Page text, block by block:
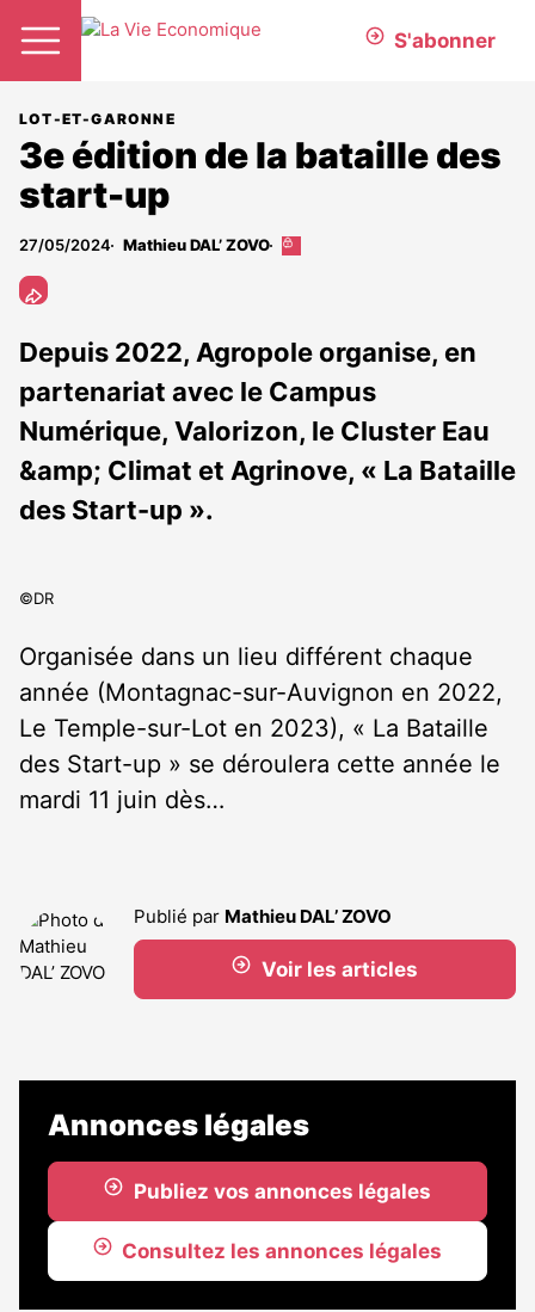
S'abonner
LOT-ET-GARONNE
3e édition de la bataille des
start-up
27/05/2024 Mathieu DAL’ ZOVO
Cet
abonnés
Depuis 2022, Agropole organise, en
partenariat avec le Campus
Numérique, Valorizon, le Cluster Eau
&amp; Climat et Agrinove, « La Bataille
des Start-up ».
©DR
Organisée dans un lieu différent chaque
année (Montagnac-sur-Auvignon en 2022,
Le Temple-sur-Lot en 2023), « La Bataille
des Start-up » se déroulera cette année le
mardi 11 juin dès…
Publié par Mathieu DAL’ ZOVO
Voir les articles
Annonces légales
Publiez vos annonces légales
Consultez les annonces légales